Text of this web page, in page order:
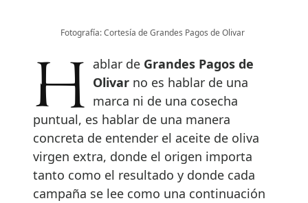
Fotografía: Cortesía de Grandes Pagos de Olivar
Hablar de Grandes Pagos de
Olivar no es hablar de una
marca ni de una cosecha
puntual, es hablar de una manera
concreta de entender el aceite de oliva
virgen extra, donde el origen importa
tanto como el resultado y donde cada
campaña se lee como una continuación